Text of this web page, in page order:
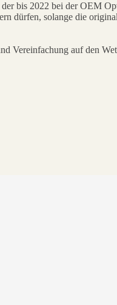
bis 2022 bei der OEM
dürfen, solange die
Vereinfachung auf den